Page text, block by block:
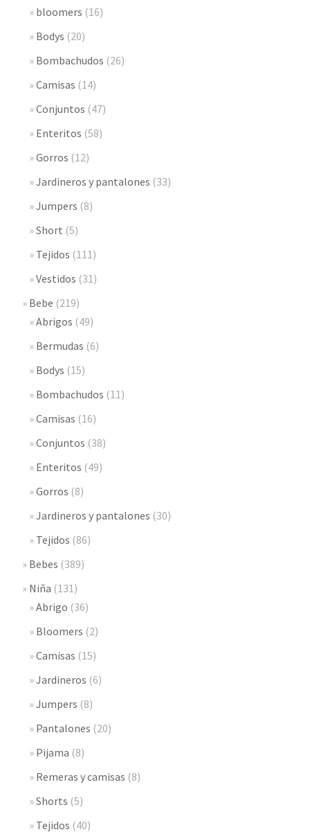
bloomers (16)
Bodys (20)
Bombachudos (26)
Camisas (14)
Conjuntos (47)
Enteritos (58)
Gorros (12)
Jardineros y pantalones (33)
Jumpers (8)
Short (5)
Tejidos (111)
Vestidos (31)
Bebe (219)
Abrigos (49)
Bermudas (6)
Bodys (15)
Bombachudos (11)
Camisas (16)
Conjuntos (38)
Enteritos (49)
Gorros (8)
Jardineros y pantalones (30)
Tejidos (86)
Bebes (389)
Niña (131)
Abrigo (36)
Bloomers (2)
Camisas (15)
Jardineros (6)
Jumpers (8)
Pantalones (20)
Pijama (8)
Remeras y camisas (8)
Shorts (5)
Tejidos (40)